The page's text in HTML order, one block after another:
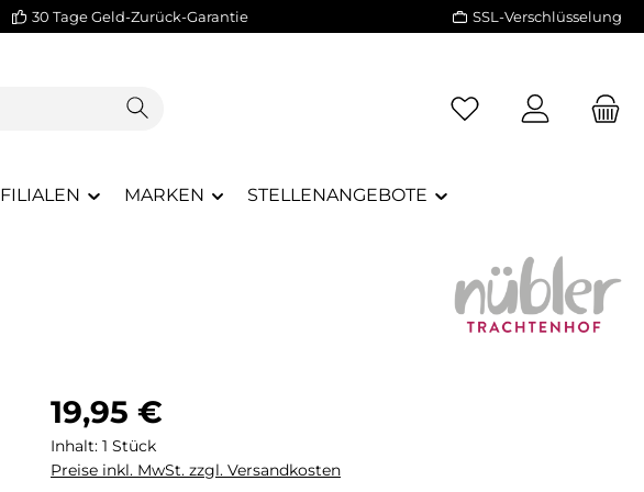
30 Tage Geld-Zurück-Garantie SSL-Verschlüsselung
FILIALEN MARKEN STELLENANGEBOTE
Regulärer Preis:
19,95 €
Inhalt: 1 Stück
Preise inkl. MwSt. zzgl. Versandkosten